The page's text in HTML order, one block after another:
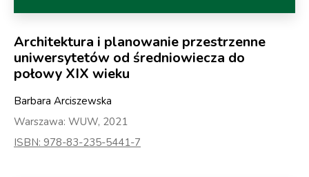
Architektura i planowanie przestrzenne
uniwersytetów od średniowiecza do
połowy XIX wieku
Barbara Arciszewska
Warszawa: WUW, 2021
ISBN: 978-83-235-5441-7